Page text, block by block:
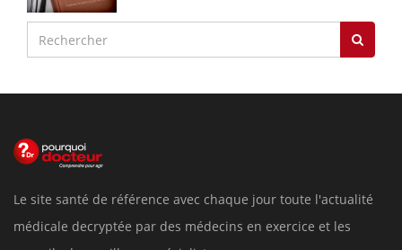
Le site santé de référence avec chaque jour toute l'actualité
médicale decryptée par des médecins en exercice et les